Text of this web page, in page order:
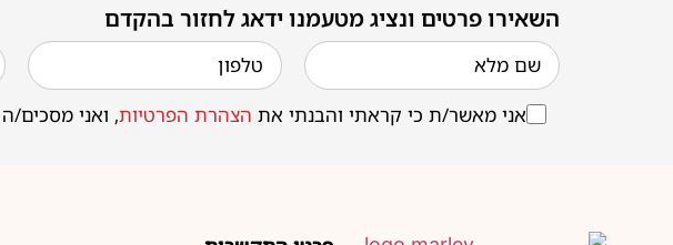
השאירו פרטים ונציג מטעמנו ידאג לחזור בהקדם
אני מאשר/ת כי קראתי והבנתי את הצהרת הפרטיות, ואני מסכים/